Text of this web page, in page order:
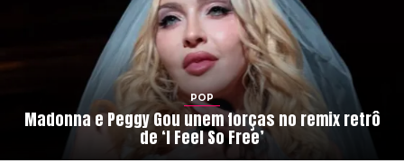
POP
Madonna e Peggy Gou unem forças no remix retrô
de ‘I Feel So Free’